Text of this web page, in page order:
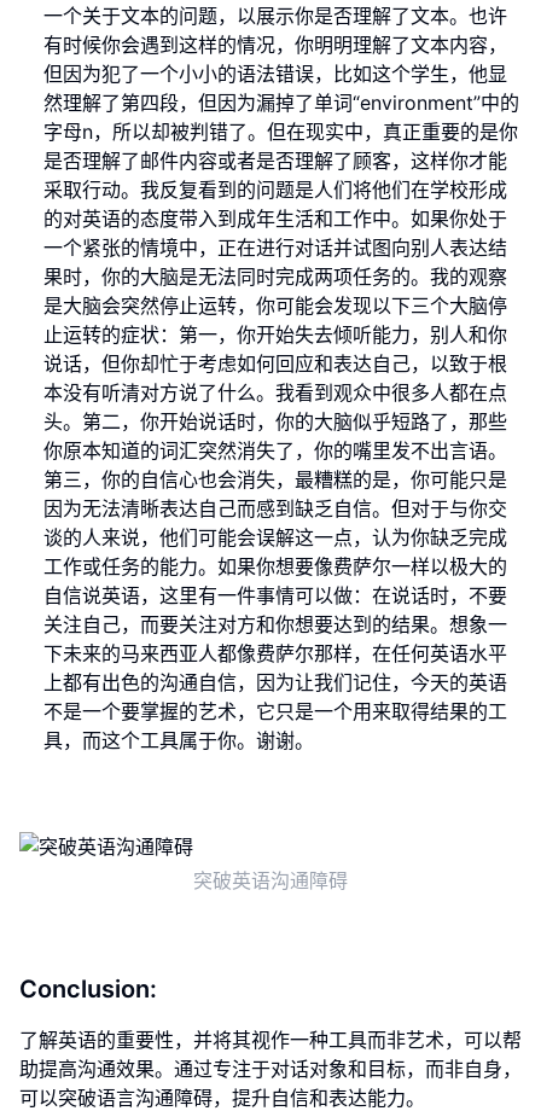
一个关于文本的问题，以展示你是否理解了文本。也许
有时候你会遇到这样的情况，你明明理解了文本内容，
但因为犯了一个小小的语法错误，比如这个学生，他显
然理解了第四段，但因为漏掉了单词“environment”中的
字母n，所以却被判错了。但在现实中，真正重要的是你
是否理解了邮件内容或者是否理解了顾客，这样你才能
采取行动。我反复看到的问题是人们将他们在学校形成
的对英语的态度带入到成年生活和工作中。如果你处于
一个紧张的情境中，正在进行对话并试图向别人表达结
果时，你的大脑是无法同时完成两项任务的。我的观察
是大脑会突然停止运转，你可能会发现以下三个大脑停
止运转的症状：第一，你开始失去倾听能力，别人和你
说话，但你却忙于考虑如何回应和表达自己，以致于根
本没有听清对方说了什么。我看到观众中很多人都在点
头。第二，你开始说话时，你的大脑似乎短路了，那些
你原本知道的词汇突然消失了，你的嘴里发不出言语。
第三，你的自信心也会消失，最糟糕的是，你可能只是
因为无法清晰表达自己而感到缺乏自信。但对于与你交
谈的人来说，他们可能会误解这一点，认为你缺乏完成
工作或任务的能力。如果你想要像费萨尔一样以极大的
自信说英语，这里有一件事情可以做：在说话时，不要
关注自己，而要关注对方和你想要达到的结果。想象一
下未来的马来西亚人都像费萨尔那样，在任何英语水平
上都有出色的沟通自信，因为让我们记住，今天的英语
不是一个要掌握的艺术，它只是一个用来取得结果的工
具，而这个工具属于你。谢谢。
突破英语沟通障碍
Conclusion:
了解英语的重要性，并将其视作一种工具而非艺术，可以帮
助提高沟通效果。通过专注于对话对象和目标，而非自身，
可以突破语言沟通障碍，提升自信和表达能力。